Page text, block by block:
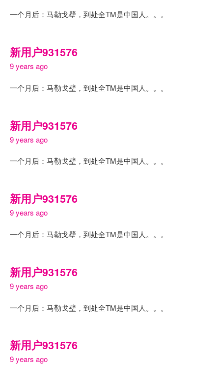
一个月后：马勒戈壁，到处全TM是中国人。。。
新用户931576
9 years ago
一个月后：马勒戈壁，到处全TM是中国人。。。
新用户931576
9 years ago
一个月后：马勒戈壁，到处全TM是中国人。。。
新用户931576
9 years ago
一个月后：马勒戈壁，到处全TM是中国人。。。
新用户931576
9 years ago
一个月后：马勒戈壁，到处全TM是中国人。。。
新用户931576
9 years ago